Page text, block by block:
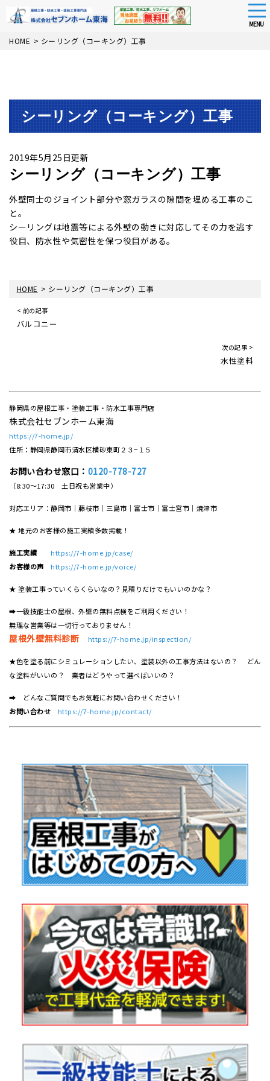
Skip
MENU
HOME > シーリング（コーキング）工事
シーリング（コーキング）工事
2019年5月25日更新
シーリング（コーキング）工事
外壁同士のジョイント部分や窓ガラスの隙間を埋める工事のこ
と。
シーリングは地震等による外壁の動きに対応してその力を逃す
役目、防水性や気密性を保つ役目がある。
HOME > シーリング（コーキング）工事
< 前の記事
バルコニー
次の記事 >
水性塗料
静岡県の屋根工事・塗装工事・防水工事専門店
株式会社セブンホーム東海
https://7-home.jp/
住所：静岡県静岡市清水区横砂東町２３−１５
お問い合わせ窓口： 0120-778-727
（8:30～17:30 土日祝も営業中）
対応エリア：静岡市｜藤枝市｜三島市｜富士市｜富士宮市｜焼津市
★ 地元のお客様の施工実績多数掲載！
施工実績
https://7-home.jp/case/
お客様の声
https://7-home.jp/voice/
★ 塗装工事っていくらくらいなの？見積りだけでもいいのかな？
➡一級技能士の屋根、外壁の無料点検をご利用ください！
無理な営業等は一切行っておりません！
屋根外壁無料診断 https://7-home.jp/inspection/
★色を塗る前にシミュレーションしたい、塗装以外の工事方法はないの？ どん
な塗料がいいの？ 業者はどうやって選べばいいの？
➡ どんなご質問でもお気軽にお問い合わせください！
お問い合わせ
https://7-home.jp/contact/